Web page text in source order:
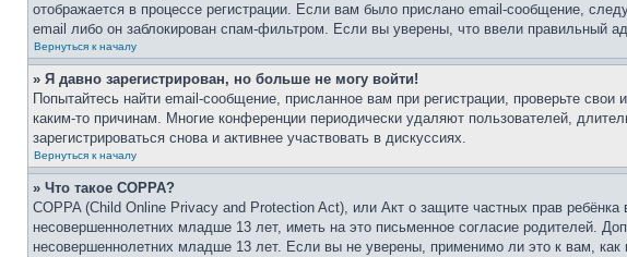
отображается в процессе регистрации. Если вам было прислано email-сообщение,
email либо он заблокирован спам-фильтром. Если вы уверены, что ввели правильный
Вернуться к началу
» Я давно зарегистрирован, но больше не могу войти!
Попытайтесь найти email-сообщение, присланное вам при регистрации, проверьте
каким-то причинам. Многие конференции периодически удаляют пользователей,
зарегистрироваться снова и активнее участвовать в дискуссиях.
Вернуться к началу
» Что такое COPPA?
COPPA (Child Online Privacy and Protection Act), или Акт о защите частных прав
несовершеннолетних младше 13 лет, иметь на это письменное согласие родителей.
несовершеннолетних младше 13 лет. Если вы не уверены, применимо ли это к вам,